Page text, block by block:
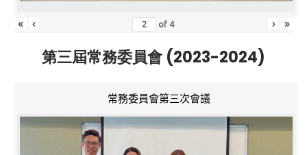
« ‹ of 4 › »
第三屆常務委員會 (2023-2024)
常務委員會第三次會議